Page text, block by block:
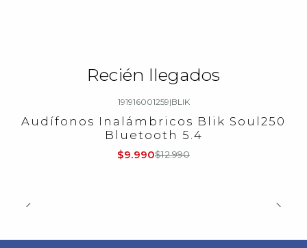
Recién llegados
-23%OFF
191916001259|BLIK
Audífonos Inalámbricos Blik Soul250
Bluetooth 5.4
$9.990$12.990